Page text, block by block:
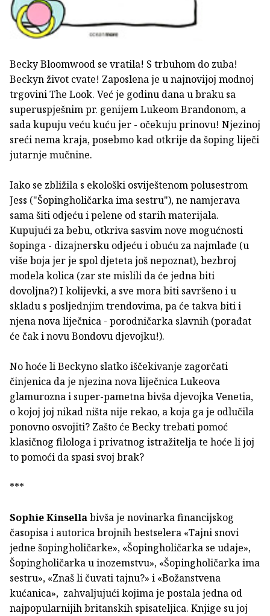
Becky Bloomwood se vratila! S trbuhom do zuba!
Beckyn život cvate! Zaposlena je u najnovijoj modnoj
trgovini The Look. Već je godinu dana u braku sa
superuspješnim pr. genijem Lukeom Brandonom, a
sada kupuju veću kuću jer - očekuju prinovu! Njezinoj
sreći nema kraja, posebmo kad otkrije da šoping liječi
jutarnje mučnine.
Iako se zbližila s ekološki osviještenom polusestrom
Jess ("Šopingholičarka ima sestru"), ne namjerava
sama šiti odjeću i pelene od starih materijala.
Kupujući za bebu, otkriva sasvim nove mogućnosti
šopinga - dizajnersku odjeću i obuću za najmlađe (u
više boja jer je spol djeteta još nepoznat), bezbroj
modela kolica (zar ste mislili da će jedna biti
dovoljna?) I kolijevki, a sve mora biti savršeno i u
skladu s posljednjim trendovima, pa će takva biti i
njena nova liječnica - porodničarka slavnih (porađat
će čak i novu Bondovu djevojku!).
No hoće li Beckyno slatko iščekivanje zagorčati
činjenica da je njezina nova liječnica Lukeova
glamurozna i super-pametna bivša djevojka Venetia,
o kojoj joj nikad ništa nije rekao, a koja ga je odlučila
ponovno osvojiti? Zašto će Becky trebati pomoć
klasičnog filologa i privatnog istražitelja te hoće li joj
to pomoći da spasi svoj brak?
***
Sophie Kinsellabivša je novinarka financijskog
časopisa i autorica brojnih bestselera «Tajni snovi
jedne šopingholičarke», «Šopingholičarka se udaje»,
Šopingholičarka u inozemstvu», «Šopingholičarka ima
sestru», «Znaš li čuvati tajnu?» i «Božanstvena
kućanica», zahvaljujući kojima je postala jedna od
najpopularnijih britanskih spisateljica. Knjige su joj